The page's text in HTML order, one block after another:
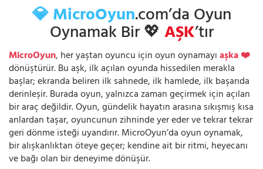
💎 MicroOyun.com’da Oyun
Oynamak Bir 💖AŞK’tır
MicroOyun, her yaştan oyuncu için oyun oynamayıaşka ❤️
dönüştürür. Bu aşk, ilk açılan oyunda hissedilen merakla
başlar; ekranda beliren ilk sahnede, ilk hamlede, ilk başarıda
derinleşir. Burada oyun, yalnızca zaman geçirmek için açılan
bir araç değildir. Oyun, gündelik hayatın arasına sıkışmış kısa
anlardan taşar, oyuncunun zihninde yer eder ve tekrar tekrar
geri dönme isteği uyandırır. MicroOyun’da oyun oynamak,
bir alışkanlıktan öteye geçer; kendine ait bir ritmi, heyecanı
ve bağı olan bir deneyime dönüşür.